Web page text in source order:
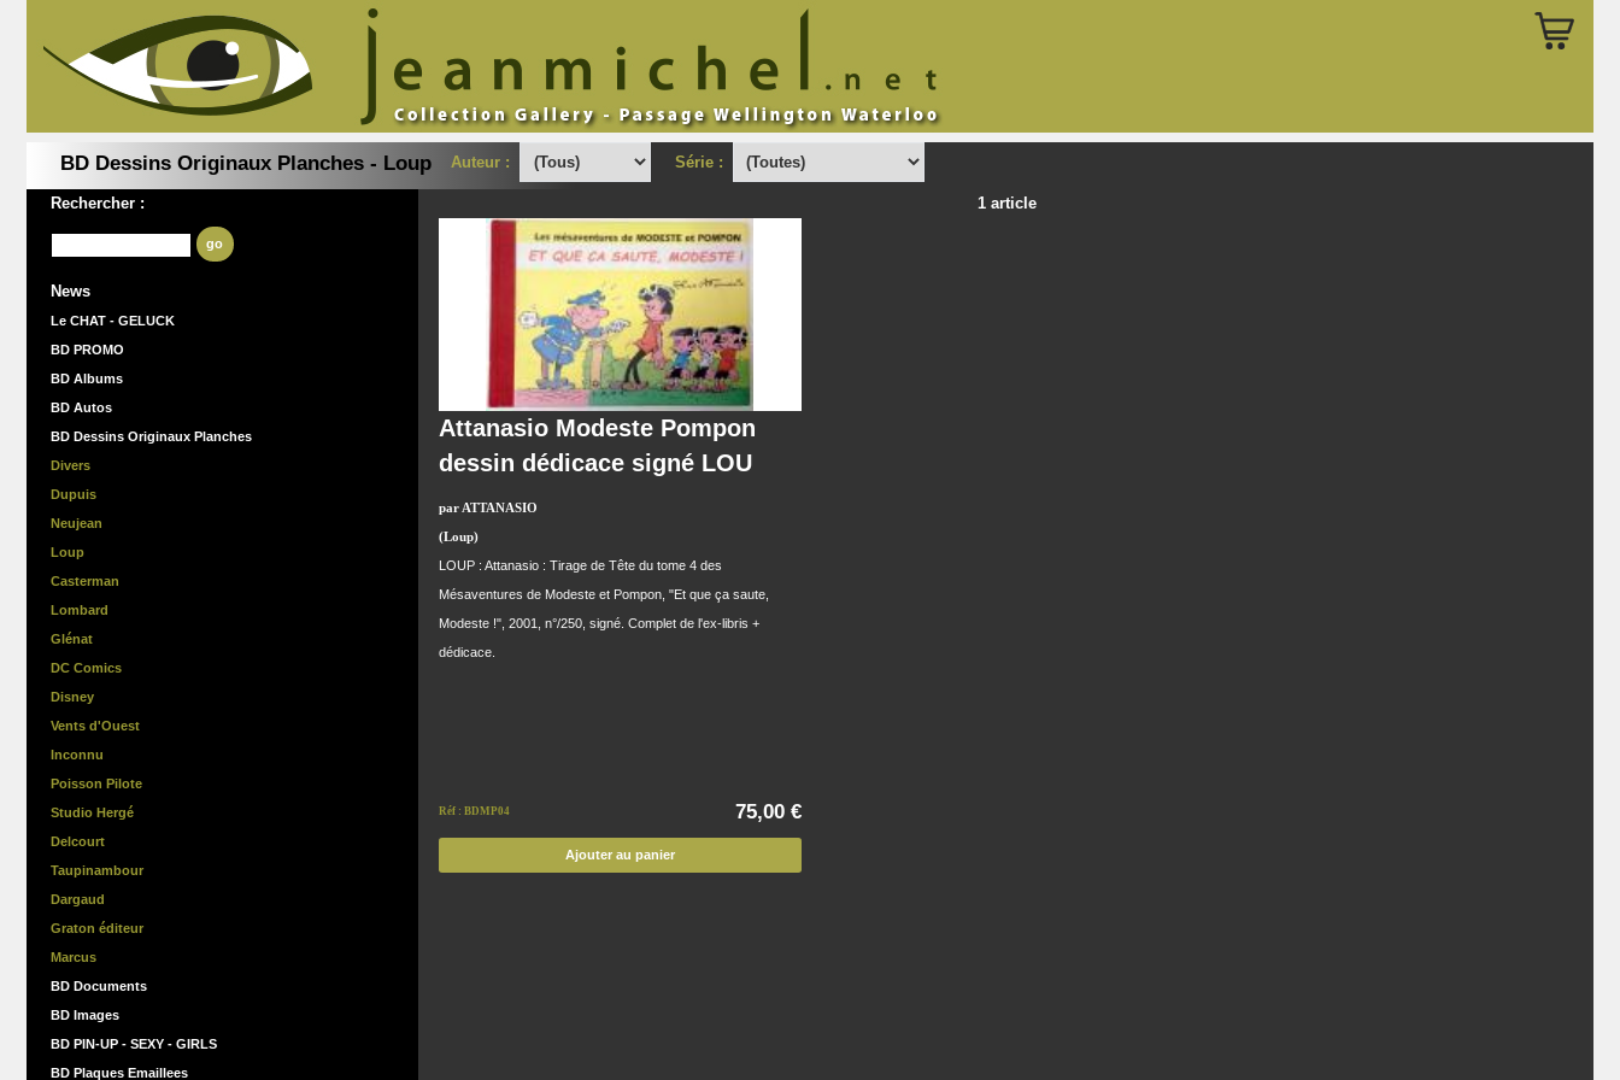
BD Dessins Originaux Planches - Loup Auteur : Série :
Rechercher :
go
News
Le CHAT - GELUCK
BD PROMO
BD Albums
BD Autos
BD Dessins Originaux Planches
Divers
Dupuis
Neujean
Loup
Casterman
Lombard
Glénat
DC Comics
Disney
Vents d'Ouest
Inconnu
Poisson Pilote
Studio Hergé
Delcourt
Taupinambour
Dargaud
Graton éditeur
Marcus
BD Documents
BD Images
BD PIN-UP - SEXY - GIRLS
BD Plaques Emaillees
1 article
Attanasio Modeste Pompon
dessin dédicace signé LOU
par ATTANASIO
(Loup)
LOUP : Attanasio : Tirage de Tête du tome 4 des
Mésaventures de Modeste et Pompon, "Et que ça saute,
Modeste !", 2001, n°/250, signé. Complet de l'ex-libris +
dédicace.
Réf : BDMP04 75,00 €
Ajouter au panier